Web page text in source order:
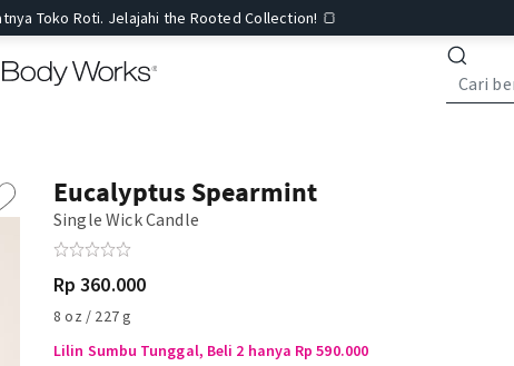
Toko Roti. Jelajahi the Rooted Collection! 🍞
Eucalyptus Spearmint
Single Wick Candle
Rp 360.000
8 oz / 227 g
Lilin Sumbu Tunggal, Beli 2 hanya Rp 590.000